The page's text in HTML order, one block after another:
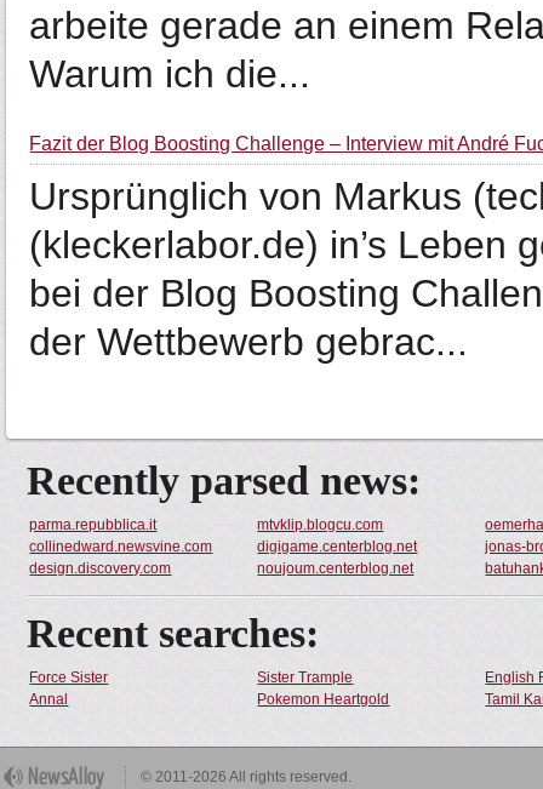
arbeite gerade an einem
Warum ich die...
Fazit der Blog Boosting Challenge – Interview mit André
Ursprünglich von Markus
(kleckerlabor.de) in’s Leben
bei der Blog Boosting
der Wettbewerb gebrac...
Recently parsed news:
parma.repubblica.it mtvklip.blogcu.com
collinedward.newsvine.com
digigame.centerblog.net
jonas-
design.discovery.com
noujoum.centerblog.net
Recent searches:
Force Sister Sister Trample
English
Annal
Pokemon Heartgold Tamil
© 2011-2026 All rights reserved.